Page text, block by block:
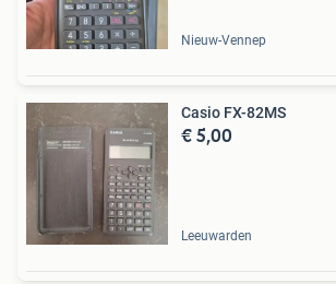
Nieuw-Vennep
Casio FX-82MS
€ 5,00
Leeuwarden